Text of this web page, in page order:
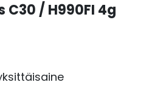
C30 / H990FI 4g